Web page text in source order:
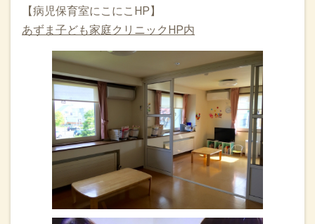
【病児保育室にこにこHP】
あずま子ども家庭クリニックHP内